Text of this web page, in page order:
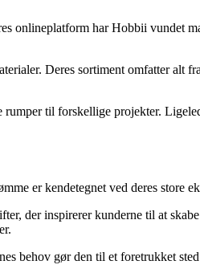
onlineplatform har Hobbii vundet
Deres sortiment omfatter alt
til forskellige projekter.
er kendetegnet ved deres store
der inspirerer kunderne til at
behov gør den til et foretrukket